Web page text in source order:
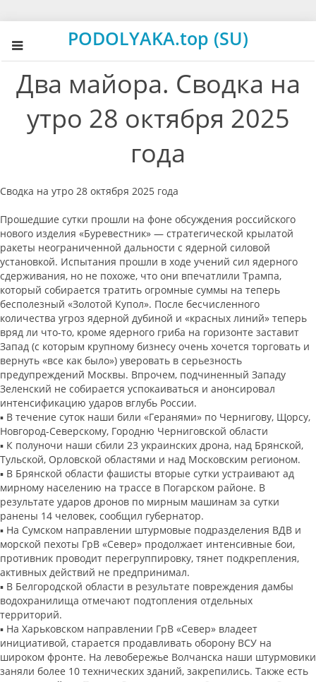
PODOLYAKA.top (SU)
Два майора. Сводка на
утро 28 октября 2025
года
Сводка на утро 28 октября 2025 года
Прошедшие сутки прошли на фоне обсуждения российского
нового изделия «Буревестник» — стратегической крылатой
ракеты неограниченной дальности с ядерной силовой
установкой. Испытания прошли в ходе учений сил ядерного
сдерживания, но не похоже, что они впечатлили Трампа,
который собирается тратить огромные суммы на теперь
бесполезный «Золотой Купол». После бесчисленного
количества угроз ядерной дубиной и «красных линий» теперь
вряд ли что-то, кроме ядерного гриба на горизонте заставит
Запад (с которым крупному бизнесу очень хочется торговать и
вернуть «все как было») уверовать в серьезность
предупреждений Москвы. Впрочем, подчиненный Западу
Зеленский не собирается успокаиваться и анонсировал
интенсификацию ударов вглубь России.
▪️ В течение суток наши били «Геранями» по Чернигову, Щорсу,
Новгород-Северскому, Городню Черниговской области
▪️ К полуночи наши сбили 23 украинских дрона, над Брянской,
Тульской, Орловской областями и над Московским регионом.
▪️ В Брянской области фашисты вторые сутки устраивают ад
мирному населению на трассе в Погарском районе. В
результате ударов дронов по мирным машинам за сутки
ранены 14 человек, сообщил губернатор.
▪️ На Сумском направлении штурмовые подразделения ВДВ и
морской пехоты ГрВ «Север» продолжает интенсивные бои,
противник проводит перегруппировку, тянет подкрепления,
активных действий не предпринимал.
▪️ В Белгородской области в результате повреждения дамбы
водохранилища отмечают подтопления отдельных
территорий.
▪️ На Харьковском направлении ГрВ «Север» владеет
инициативой, старается продавливать оборону ВСУ на
широком фронте. На левобережье Волчанска наши штурмовики
заняли более 10 технических зданий, закрепились. Также есть